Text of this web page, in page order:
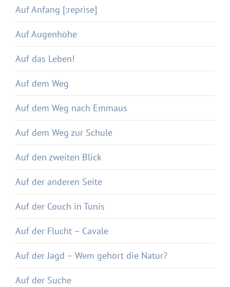
Auf Anfang [:reprise]
Auf Augenhöhe
Auf das Leben!
Auf dem Weg
Auf dem Weg nach Emmaus
Auf dem Weg zur Schule
Auf den zweiten Blick
Auf der anderen Seite
Auf der Couch in Tunis
Auf der Flucht – Cavale
Auf der Jagd – Wem gehört die Natur?
Auf der Suche